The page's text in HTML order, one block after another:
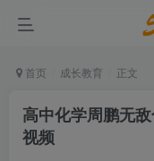
首页 成长教育 正文
高中化学周鹏无
视频